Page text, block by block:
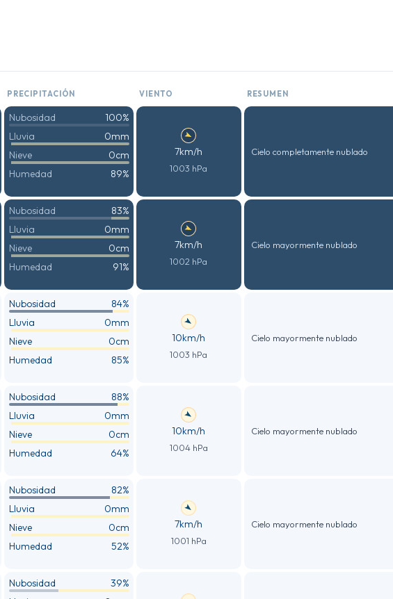
PRECIPITACIÓN VIENTO RESUMEN
Nubosidad
100%
Lluvia
0mm
Nieve
0cm
Humedad
89%
7km/h
1003 hPa
Cielo completamente nublado
Nubosidad
83%
Lluvia
0mm
Nieve
0cm
Humedad
91%
7km/h
1002 hPa
Cielo mayormente nublado
Nubosidad
84%
Lluvia
0mm
Nieve
0cm
Humedad
85%
10km/h
1003 hPa
Cielo mayormente nublado
Nubosidad
88%
Lluvia
0mm
Nieve
0cm
Humedad
64%
10km/h
1004 hPa
Cielo mayormente nublado
Nubosidad
82%
Lluvia
0mm
Nieve
0cm
Humedad
52%
7km/h
1001 hPa
Cielo mayormente nublado
Nubosidad
39%